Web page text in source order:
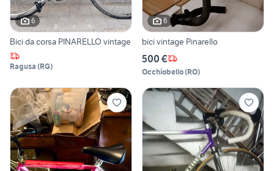
6
Bici da corsa PINARELLO vintage
Ragusa (RG)
6
bici vintage Pinarello
500 €
Occhiobello(RO)